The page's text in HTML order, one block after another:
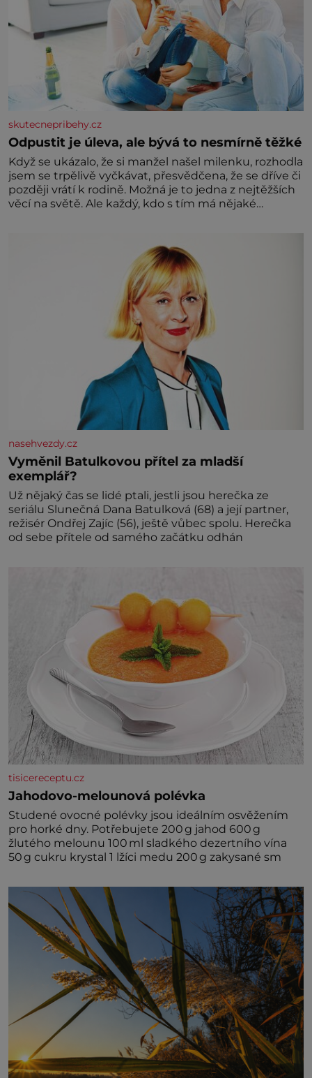
skutecnepribehy.cz
Odpustit je úleva, ale bývá to nesmírně těžké
Když se ukázalo, že si manžel našel milenku, rozhodla
jsem se trpělivě vyčkávat, přesvědčena, že se dříve či
později vrátí k rodině. Možná je to jedna z nejtěžších
věcí na světě. Ale každý, kdo s tím má nějaké
nasehvezdy.cz
Vyměnil Batulkovou přítel za mladší
exemplář?
Už nějaký čas se lidé ptali, jestli jsou herečka ze
seriálu Slunečná Dana Batulková (68) a její partner,
režisér Ondřej Zajíc (56), ještě vůbec spolu. Herečka
od sebe přítele od samého začátku odhán
tisicereceptu.cz
Jahodovo-melounová polévka
Studené ovocné polévky jsou ideálním osvěžením
pro horké dny. Potřebujete 200 g jahod 600 g
žlutého melounu 100 ml sladkého dezertního vína
50 g cukru krystal 1 lžíci medu 200 g zakysané sm